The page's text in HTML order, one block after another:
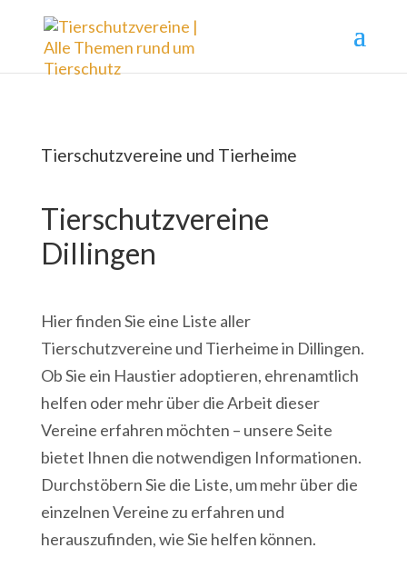
Tierschutzvereine und Tierheime
Tierschutzvereine
Dillingen
Hier finden Sie eine Liste aller
Tierschutzvereine und Tierheime in Dillingen.
Ob Sie ein Haustier adoptieren, ehrenamtlich
helfen oder mehr über die Arbeit dieser
Vereine erfahren möchten – unsere Seite
bietet Ihnen die notwendigen Informationen.
Durchstöbern Sie die Liste, um mehr über die
einzelnen Vereine zu erfahren und
herauszufinden, wie Sie helfen können.